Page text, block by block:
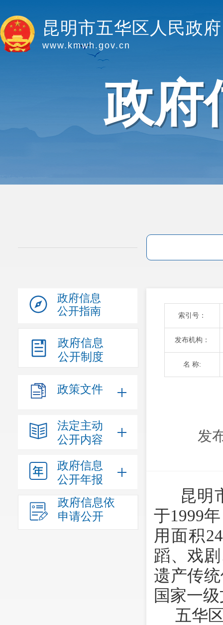
昆明市五华区人民政府
www.kmwh.gov.cn
政府
政府信息
公开指南
政府信息
公开制度
政策文件
法定主动
公开内容
政府信息
公开年报
政府信息依
申请公开
索引号：
发布机构：
名 称:
发
昆明
于1999
用面积
蹈、戏
遗产传
国家一
五华